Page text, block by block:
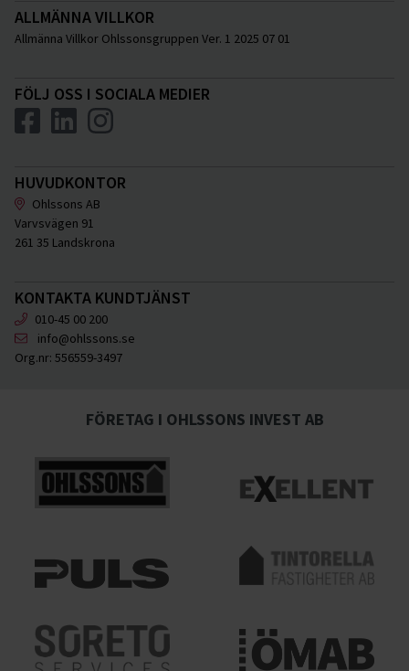
ALLMÄNNA VILLKOR
Allmänna Villkor Ohlssonsgruppen Ver. 1 2025 07 01
FÖLJ OSS I SOCIALA MEDIER
HUVUDKONTOR
Ohlssons AB
Varvsvägen 91
261 35 Landskrona
KONTAKTA KUNDTJÄNST
010-45 00 200
info@ohlssons.se
Org.nr: 556559-3497
FÖRETAG I OHLSSONS INVEST AB